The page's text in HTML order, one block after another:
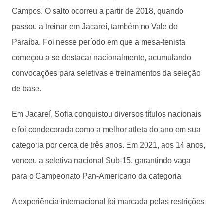
Campos. O salto ocorreu a partir de 2018, quando
passou a treinar em Jacareí, também no Vale do
Paraíba. Foi nesse período em que a mesa-tenista
começou a se destacar nacionalmente, acumulando
convocações para seletivas e treinamentos da seleção
de base.
Em Jacareí, Sofia conquistou diversos títulos nacionais
e foi condecorada como a melhor atleta do ano em sua
categoria por cerca de três anos. Em 2021, aos 14 anos,
venceu a seletiva nacional Sub-15, garantindo vaga
para o Campeonato Pan-Americano da categoria.
A experiência internacional foi marcada pelas restrições